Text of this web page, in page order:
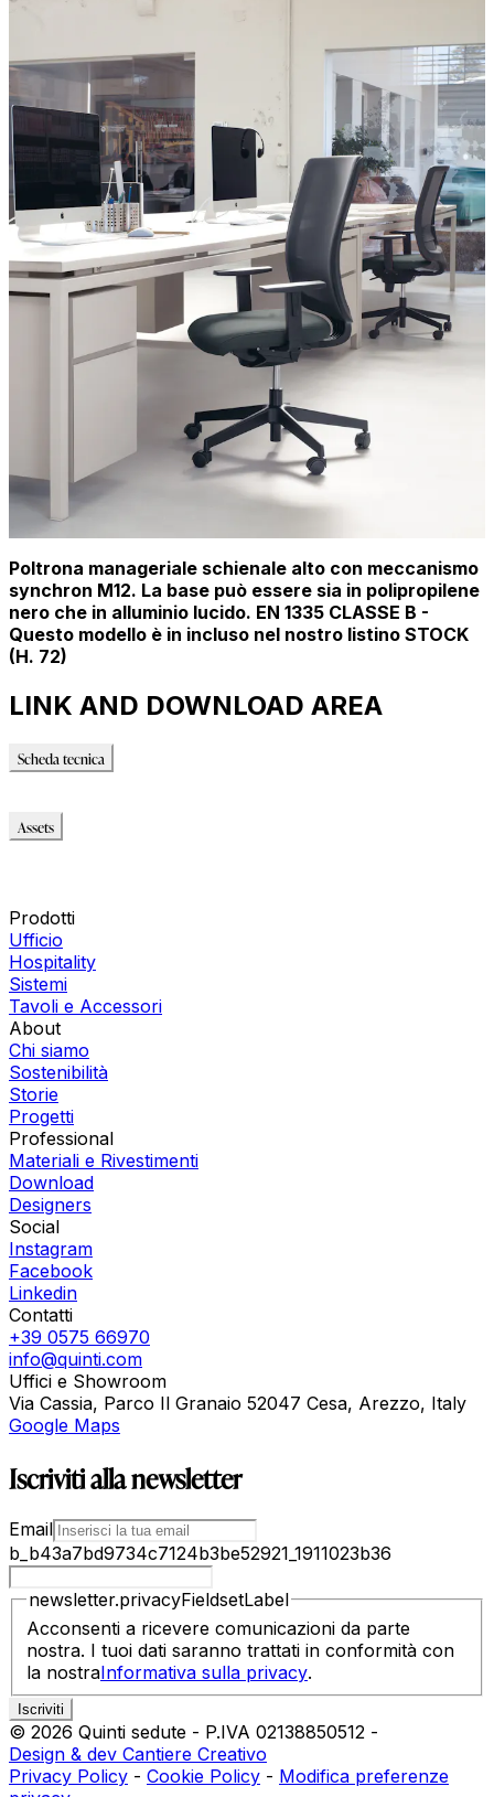
Poltrona manageriale schienale alto con meccanismo
synchron M12. La base può essere sia in polipropilene
nero che in alluminio lucido. EN 1335 CLASSE B -
Questo modello è in incluso nel nostro listino STOCK
(H. 72)
LINK AND DOWNLOAD AREA
Scheda tecnica
Assets
Prodotti
Ufficio
Hospitality
Sistemi
Tavoli e Accessori
About
Chi siamo
Sostenibilità
Storie
Progetti
Professional
Materiali e Rivestimenti
Download
Designers
Social
Instagram
Facebook
Linkedin
Contatti
+39 0575 66970
info@quinti.com
Uffici e Showroom
Via Cassia, Parco Il Granaio 52047 Cesa, Arezzo, Italy
Google Maps
Iscriviti alla newsletter
Email
b_b43a7bd9734c7124b3be52921_1911023b36
newsletter.privacyFieldsetLabel
Acconsenti a ricevere comunicazioni da parte
nostra. I tuoi dati saranno trattati in conformità con
la nostraInformativa sulla privacy.
© 2026 Quinti sedute - P.IVA 02138850512 -
Design & dev Cantiere Creativo
Privacy Policy - Cookie Policy - Modifica preferenze